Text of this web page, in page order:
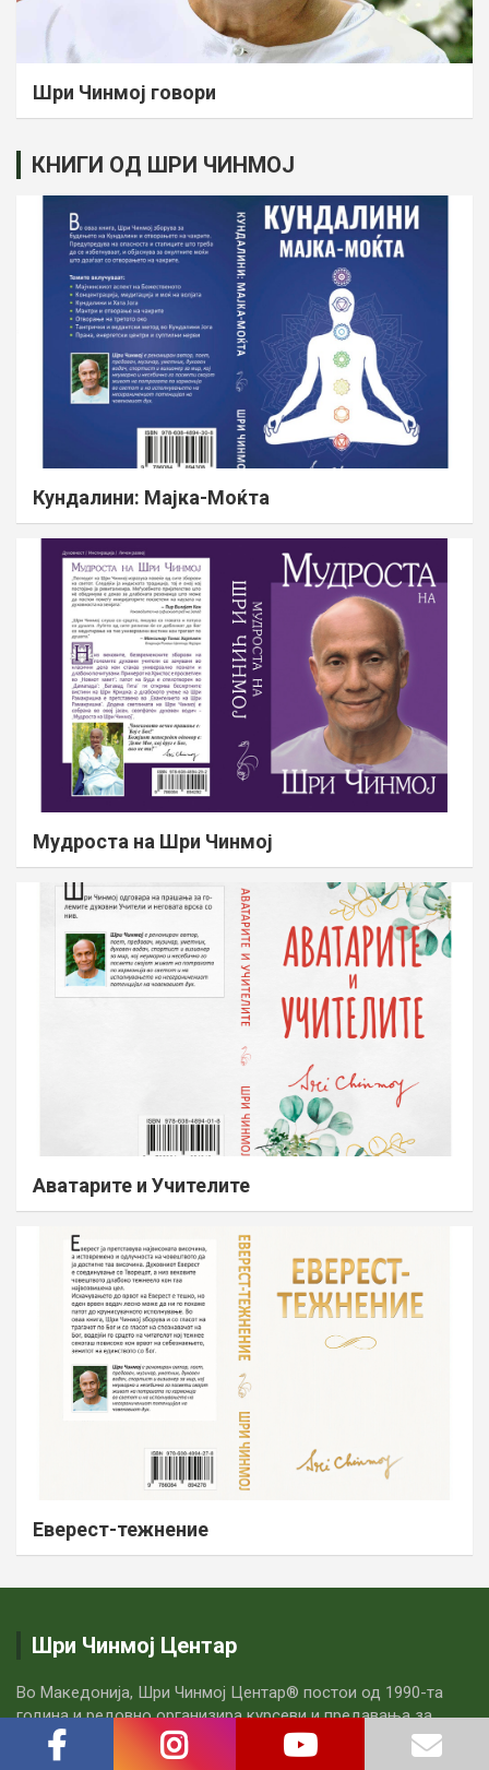
Шри Чинмој говори
КНИГИ ОД ШРИ ЧИНМОЈ
Кундалини: Мајка-Моќта
Мудроста на Шри Чинмој
Аватарите и Учителите
Еверест-тежнение
Шри Чинмој Центар
Во Македонија, Шри Чинмој Центар® постои од 1990-та
година и редовно организира курсеви и предавања за
медитација, концерти на медитативна музика, спортски
настани и изложби. Сите часови по медитацијa се